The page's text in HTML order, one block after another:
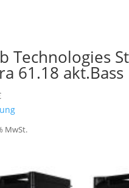
Technologies
61.18 akt.Bass
MwSt.